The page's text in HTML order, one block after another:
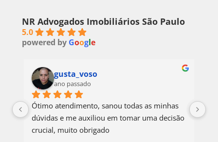
NR Advogados Imobiliários São Paulo
5.0
powered by Google
gusta_voso
ano passado
Ótimo atendimento, sanou todas as minhas
dúvidas e me auxiliou em tomar uma decisão
crucial, muito obrigado